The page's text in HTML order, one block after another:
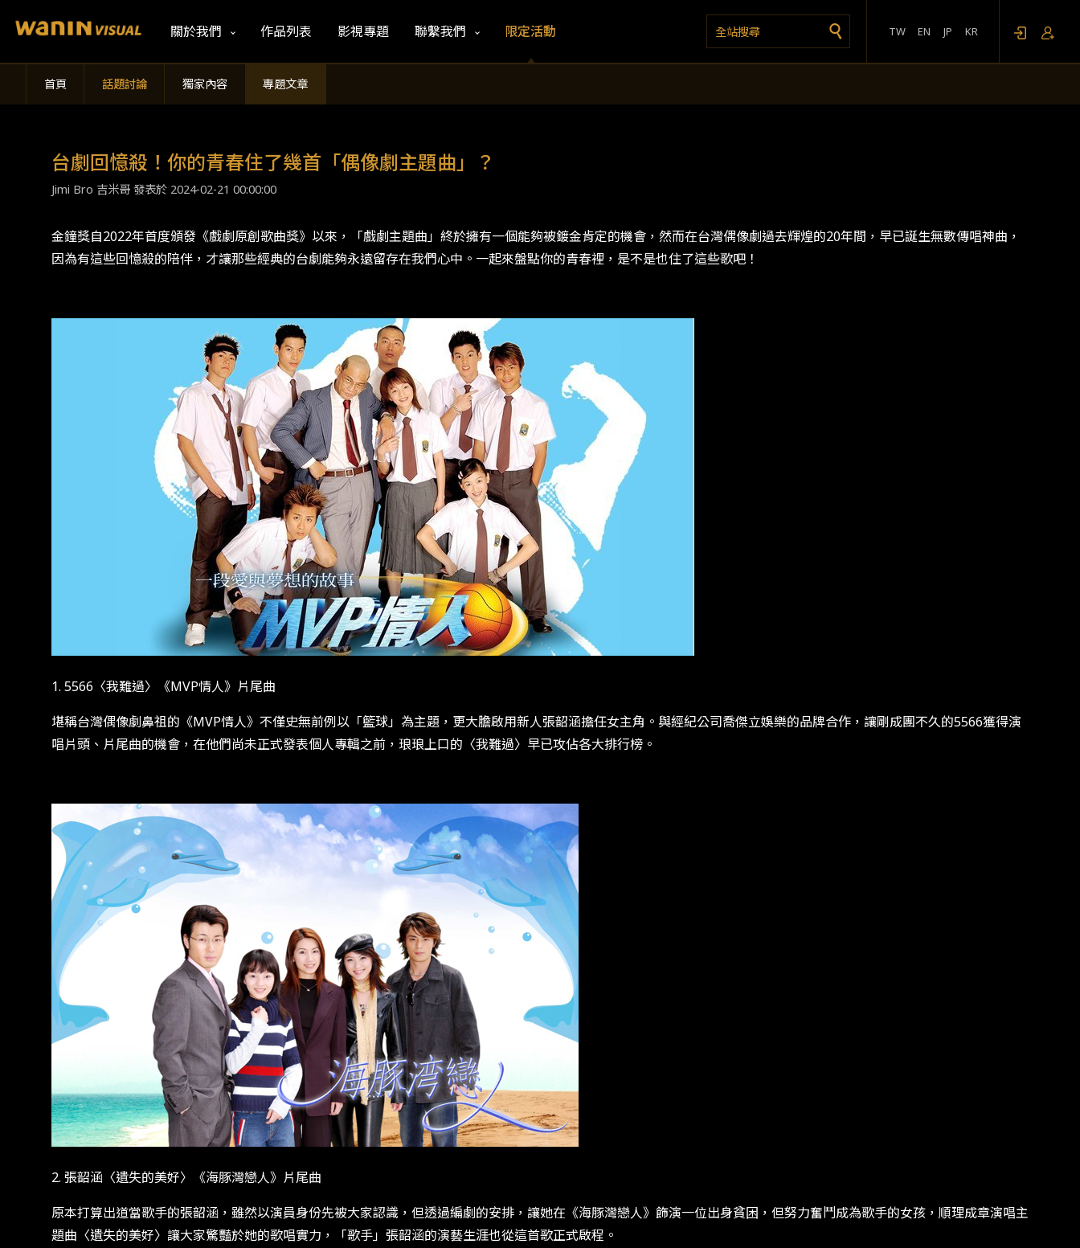
關於我們 作品列表 影視專題 聯繫我們 限定活動 TW EN JP KR
首頁 話題討論 獨家內容 專題文章
台劇回憶殺！你的青春住了幾首「偶像劇主題曲」？
Jimi Bro 吉米哥 發表於 2024-02-21 00:00:00
金鐘獎自2022年首度頒發《戲劇原創歌曲獎》以來，「戲劇主題曲」終於擁有一個能夠被鍍金肯定的機會，然而在台灣偶像劇過去輝煌的20年間，早已誕生無數傳唱神曲，
因為有這些回憶殺的陪伴，才讓那些經典的台劇能夠永遠留存在我們心中。一起來盤點你的青春裡，是不是也住了這些歌吧！
1. 5566〈我難過〉《MVP情人》片尾曲
堪稱台灣偶像劇鼻祖的《MVP情人》不僅史無前例以「籃球」為主題，更大膽啟用新人張韶涵擔任女主角。與經紀公司喬傑立娛樂的品牌合作，讓剛成團不久的5566獲得演
唱片頭、片尾曲的機會，在他們尚未正式發表個人專輯之前，琅琅上口的〈我難過〉早已攻佔各大排行榜。
2. 張韶涵〈遺失的美好〉《海豚灣戀人》片尾曲
原本打算出道當歌手的張韶涵，雖然以演員身份先被大家認識，但透過編劇的安排，讓她在《海豚灣戀人》飾演一位出身貧困，但努力奮鬥成為歌手的女孩，順理成章演唱主
題曲〈遺失的美好〉讓大家驚豔於她的歌唱實力，「歌手」張韶涵的演藝生涯也從這首歌正式啟程。